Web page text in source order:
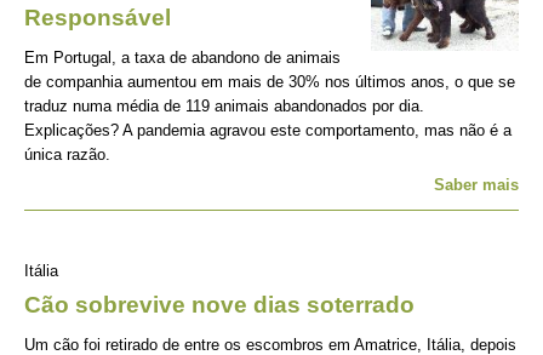
Responsável
Em Portugal, a taxa de abandono de animais
de companhia aumentou em mais de 30% nos últimos anos, o que se
traduz numa média de 119 animais abandonados por dia.
Explicações? A pandemia agravou este comportamento, mas não é a
única razão.
Saber mais
Itália
Cão sobrevive nove dias soterrado
Um cão foi retirado de entre os escombros em Amatrice, Itália, depois